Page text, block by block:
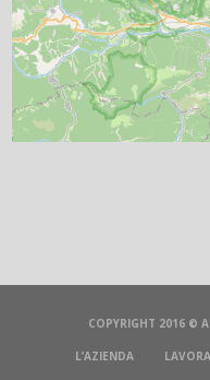
COPYRIGHT 2016 ©
L’AZIENDA